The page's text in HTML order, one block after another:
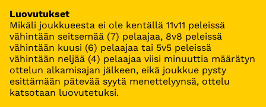
Luovutukset
Mikäli joukkueesta ei ole kentällä 11v11 peleissä
vähintään seitsemää (7) pelaajaa, 8v8 peleissä
vähintään kuusi (6) pelaajaa tai 5v5 peleissä
vähintään neljää (4) pelaajaa viisi minuuttia määrätyn
ottelun alkamisajan jälkeen, eikä joukkue pysty
esittämään pätevää syytä menettelyynsä, ottelu
katsotaan luovutetuksi.